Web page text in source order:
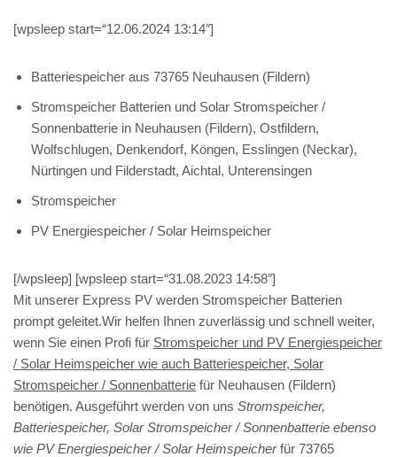
[wpsleep start=“12.06.2024 13:14″]
Batteriespeicher aus 73765 Neuhausen (Fildern)
Stromspeicher Batterien und Solar Stromspeicher /
Sonnenbatterie in Neuhausen (Fildern), Ostfildern,
Wolfschlugen, Denkendorf, Köngen, Esslingen (Neckar),
Nürtingen und Filderstadt, Aichtal, Unterensingen
Stromspeicher
PV Energiespeicher / Solar Heimspeicher
[/wpsleep] [wpsleep start=“31.08.2023 14:58″]
Mit unserer Express PV werden Stromspeicher Batterien
prompt geleitet.Wir helfen Ihnen zuverlässig und schnell weiter,
wenn Sie einen Profi für Stromspeicher und PV Energiespeicher
/ Solar Heimspeicher wie auch Batteriespeicher, Solar
Stromspeicher / Sonnenbatterie für Neuhausen (Fildern)
benötigen. Ausgeführt werden von uns Stromspeicher,
Batteriespeicher, Solar Stromspeicher / Sonnenbatterie ebenso
wie PV Energiespeicher / Solar Heimspeicherfür 73765